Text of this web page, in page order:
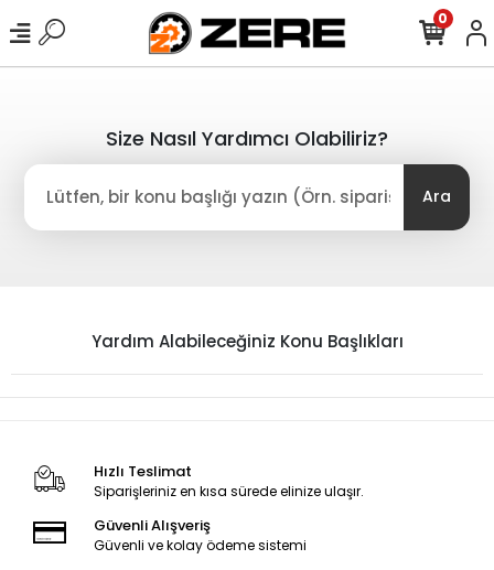
0
Size Nasıl Yardımcı Olabiliriz?
Ara
Yardım Alabileceğiniz Konu Başlıkları
Hızlı Teslimat
Siparişleriniz en kısa sürede elinize ulaşır.
Güvenli Alışveriş
Güvenli ve kolay ödeme sistemi